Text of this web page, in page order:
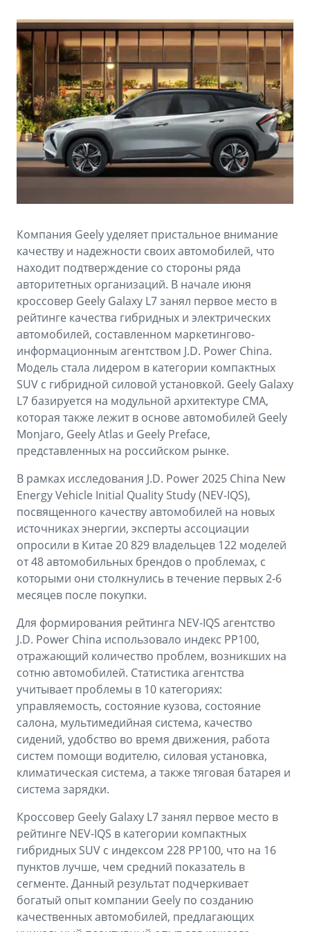
OKAVANGO
от 3 429 990 ₽*
MONJARO
от 4 349 990 ₽*
PREFACE
от 3 079 990 ₽*
GEELY EX5
от 3 769 990 ₽*
Зарядные устройства
ФИНАНСЫ И УСЛУГИ
Автокредит
Расчет КАСКО
Страхование
Спецпредложения
ПОДДЕРЖКА
Помощь на дорогах
Гарантия Geely
Сервисная книжка
Компания Geely уделяет пристальное внимание
качеству и надежности своих автомобилей, что
находит подтверждение со стороны ряда
авторитетных организаций. В начале июня
кроссовер Geely Galaxy L7 занял первое место в
рейтинге качества гибридных и электрических
автомобилей, составленном маркетингово-
информационным агентством J.D. Power China.
Модель стала лидером в категории компактных
SUV с гибридной силовой установкой. Geely Galaxy
L7 базируется на модульной архитектуре CMA,
которая также лежит в основе автомобилей Geely
Monjaro, Geely Atlas и Geely Preface,
представленных на российском рынке.
В рамках исследования J.D. Power 2025 China New
Energy Vehicle Initial Quality Study (NEV-IQS),
посвященного качеству автомобилей на новых
источниках энергии, эксперты ассоциации
опросили в Китае 20 829 владельцев 122 моделей
от 48 автомобильных брендов о проблемах, с
которыми они столкнулись в течение первых 2-6
месяцев после покупки.
Для формирования рейтинга NEV-IQS агентство
J.D. Power China использовало индекс PP100,
отражающий количество проблем, возникших на
сотню автомобилей. Статистика агентства
учитывает проблемы в 10 категориях:
управляемость, состояние кузова, состояние
салона, мультимедийная система, качество
сидений, удобство во время движения, работа
систем помощи водителю, силовая установка,
климатическая система, а также тяговая батарея и
система зарядки.
Кроссовер Geely Galaxy L7 занял первое место в
рейтинге NEV-IQS в категории компактных
гибридных SUV с индексом 228 PP100, что на 16
пунктов лучше, чем средний показатель в
сегменте. Данный результат подчеркивает
богатый опыт компании Geely по созданию
качественных автомобилей, предлагающих